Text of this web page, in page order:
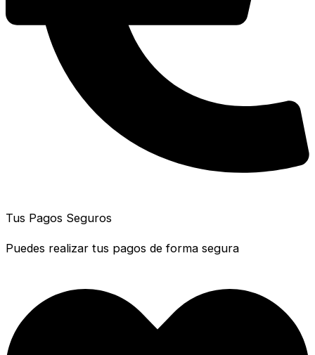
Tus Pagos Seguros
Puedes realizar tus pagos de forma segura